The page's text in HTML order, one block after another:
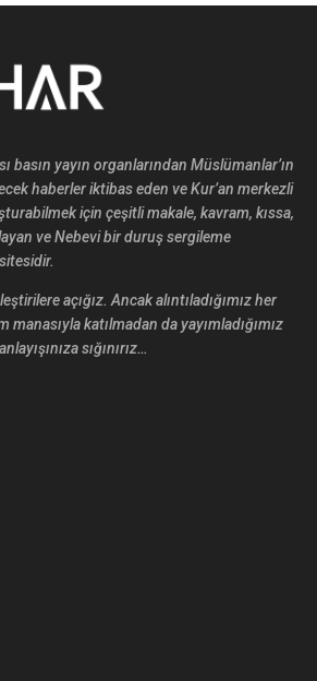
basın yayın organlarından Müslümanlar’ın
haberler iktibas eden ve Kur’an merkezli
için çeşitli makale, kavram, kıssa,
ve Nebevi bir duruş sergileme
açığız. Ancak alıntıladığımız her
katılmadan da yayımladığımız
sığınırız…